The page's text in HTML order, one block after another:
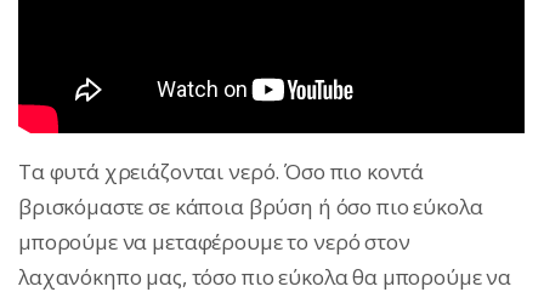
Τα φυτά χρειάζονται νερό. Όσο πιο κοντά
βρισκόμαστε σε κάποια βρύση ή όσο πιο εύκολα
μπορούμε να μεταφέρουμε το νερό στον
λαχανόκηπο μας, τόσο πιο εύκολα θα μπορούμε να